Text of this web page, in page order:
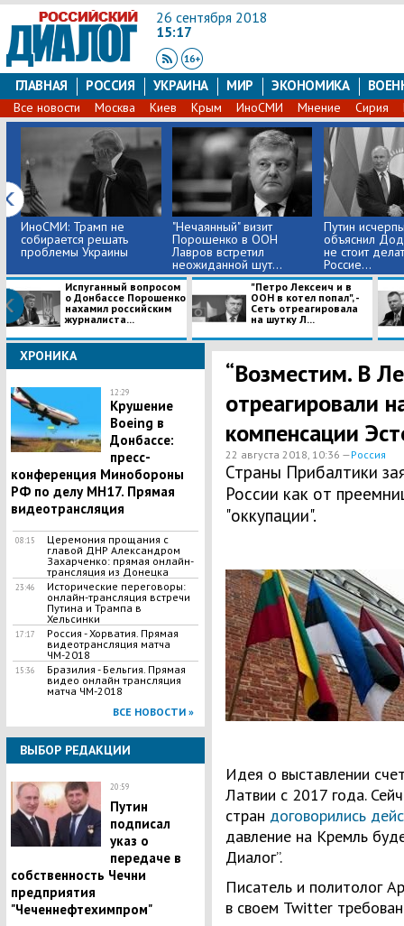
26 сентября 2018
15:17
ГЛАВНАЯ РОССИЯ УКРАИНА МИР ЭКОНОМИКА
Все новости Москва Киев Крым ИноСМИ Мнение Сирия
ИноСМИ: Трамп не
собирается решать
проблемы Украины
"Нечаянный" визит
Порошенко в ООН
Лавров встретил
неожиданной шут...
Путин
объяснил
не стоит
Россие...
Испуганный вопросом
о Донбассе Порошенко
нахамил российским
журналиста...
"Петро Лексеич и в
ООН в котел попал", -
Сеть отреагировала
на шутку Л...
ХРОНИКА
12:29
Крушение
Boeing в
Донбассе:
пресс-
конференция Минобороны
РФ по делу МН17. Прямая
видеотрансляция
08:15
Церемония прощания с
главой ДНР Александром
Захарченко: прямая онлайн-
трансляция из Донецка
23:46
Исторические переговоры:
онлайн-трансляция встречи
Путина и Трампа в
Хельсинки
17:17
Россия - Хорватия. Прямая
видеотрансляция матча
ЧМ-2018
15:36
Бразилия - Бельгия. Прямая
видео онлайн трансляция
матча ЧМ-2018
ВСЕ НОВОСТИ »
ВЫБОР РЕДАКЦИИ
20:59
Путин
подписал
указ о
передаче в
собственность Чечни
предприятия
"Чеченнефтехимпром"
“Возместим. В
отреагировали
компенсации
22 августа 2018, 10:36 —Россия
​Страны Прибалтики
России как от
"оккупации".
Идея о выставлении
Латвии с 2017 года.
стран договорились
давление на Кремль
Диалог”.
Писатель и политолог
в своем Twitter